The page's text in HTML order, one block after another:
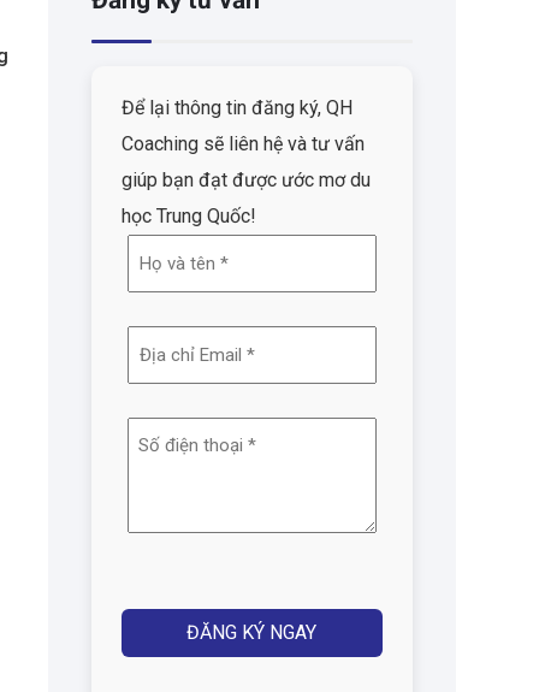
Để lại thông tin đăng ký, QH
Coaching sẽ liên hệ và tư vấn
giúp bạn đạt được ước mơ du
học Trung Quốc!
Họ
và
tên
(Required)
Địa
chỉ
email
(Required)
Số